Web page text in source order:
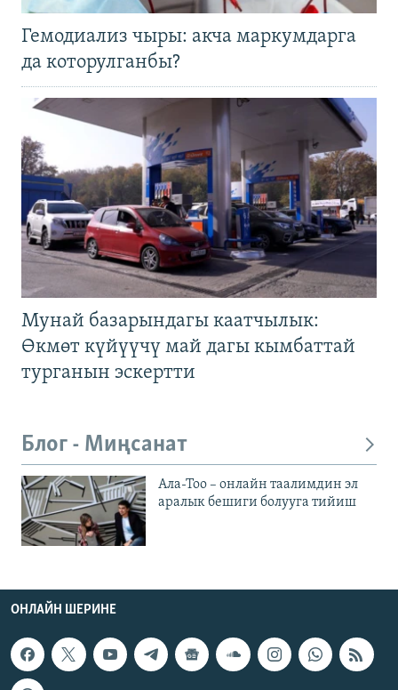
Гемодиализ чыры: акча маркумдарга
да которулганбы?
Мунай базарындагы каатчылык:
Өкмөт күйүүчү май дагы кымбаттай
турганын эскертти
Блог - Миңсанат
Ала-Тоо – онлайн таалимдин эл
аралык бешиги болууга тийиш
ОНЛАЙН ШЕРИНЕ